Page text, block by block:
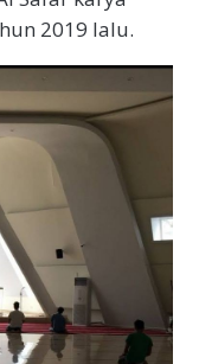
2019 lalu.